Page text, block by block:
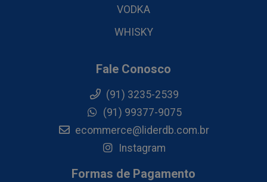
VODKA
WHISKY
Fale Conosco
(91) 3235-2539
(91) 99377-9075
ecommerce@liderdb.com.br
Instagram
Formas de Pagamento